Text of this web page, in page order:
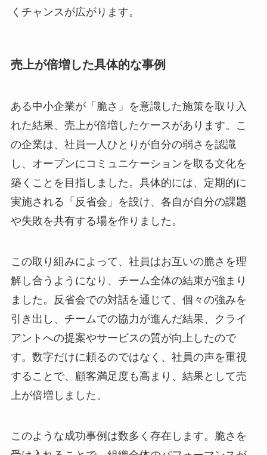
くチャンスが広がります。
売上が倍増した具体的な事例
ある中小企業が「脆さ」を意識した施策を取り入
れた結果、売上が倍増したケースがあります。こ
の企業は、社員一人ひとりが自分の弱さを認識
し、オープンにコミュニケーションを取る文化を
築くことを目指しました。具体的には、定期的に
実施される「反省会」を設け、各自が自分の課題
や失敗を共有する場を作りました。
この取り組みによって、社員はお互いの脆さを理
解し合うようになり、チーム全体の結束が強まり
ました。反省会での対話を通じて、個々の強みを
引き出し、チームでの協力が進んだ結果、クライ
アントへの提案やサービスの質が向上したので
す。数字だけに頼るのではなく、社員の声を重視
することで、顧客満足度も高まり、結果として売
上が倍増しました。
このような成功事例は数多く存在します。脆さを